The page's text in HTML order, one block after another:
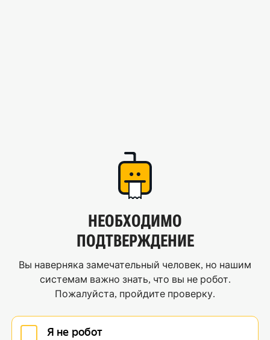
НЕОБХОДИМО
ПОДТВЕРЖДЕНИЕ
Вы наверняка замечательный человек, но нашим
системам важно знать, что вы не робот.
Пожалуйста, пройдите проверку.